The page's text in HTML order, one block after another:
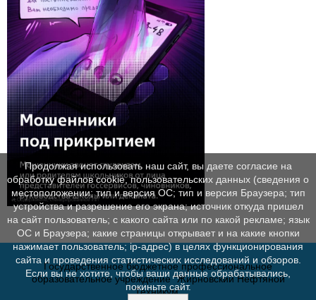
Государственное бюджетное профессиональное
образовательное учреждение "Жирновский Нефтяной
Техникум"
Продолжая использовать наш сайт, вы даете согласие на
обработку файлов cookie, пользовательских данных (сведения о
местоположении; тип и версия ОС; тип и версия Браузера; тип
устройства и разрешение его экрана; источник откуда пришел
на сайт пользователь; с какого сайта или по какой рекламе; язык
ОС и Браузера; какие страницы открывает и на какие кнопки
нажимает пользователь; ip-адрес) в целях функционирования
сайта и проведения статистических исследований и обзоров.
Если вы не хотите, чтобы ваши данные обрабатывались,
покиньте сайт.